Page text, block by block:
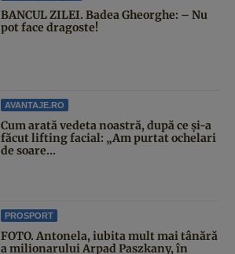
BANCUL ZILEI. Badea Gheorghe: – Nu
pot face dragoste!
AVANTAJE.RO
Cum arată vedeta noastră, după ce și-a
făcut lifting facial: „Am purtat ochelari
de soare...
PROSPORT
FOTO. Antonela, iubita mult mai tânără
a milionarului Arpad Paszkany, în